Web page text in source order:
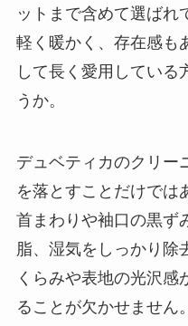
ットまで含めて選ばれ
軽く暖かく、存在感も
して長く愛用している
うか。
デュベティカのクリー
を落とすことだけでは
首まわりや袖口の黒ず
脂、湿気をしっかり除
くらみや表地の光沢感
ることが欠かせません。